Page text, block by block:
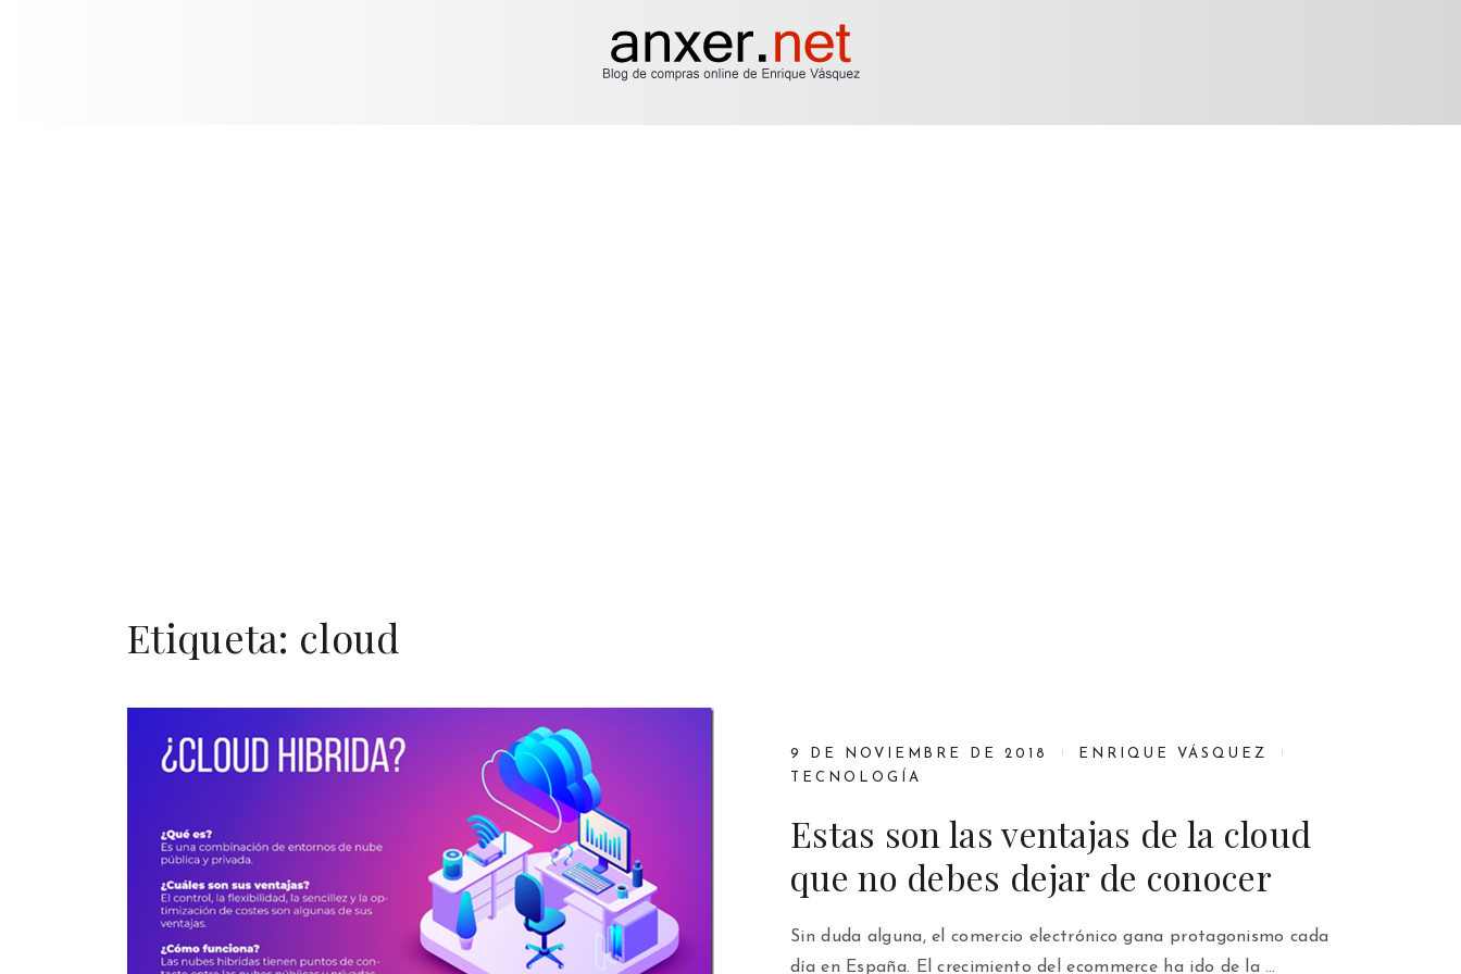
Etiqueta: cloud
9 DE NOVIEMBRE DE 2018
ENRIQUE VÁSQUEZ
TECNOLOGÍA
Estas son las ventajas de la cloud
que no debes dejar de conocer
Sin duda alguna, el comercio electrónico gana protagonismo cada
día en España. El crecimiento del ecommerce ha ido de la …